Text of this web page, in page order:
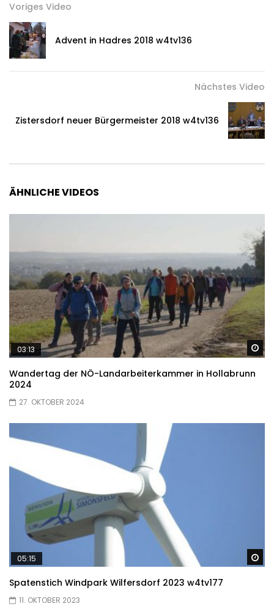
Voriges Video
Advent in Hadres 2018 w4tv136
Nächstes Video
Zistersdorf neuer Bürgermeister 2018 w4tv136
ÄHNLICHE VIDEOS
03:13
Wandertag der NÖ-Landarbeiterkammer in Hollabrunn
2024
27. OKTOBER 2024
05:15
Spatenstich Windpark Wilfersdorf 2023 w4tv177
11. OKTOBER 2023